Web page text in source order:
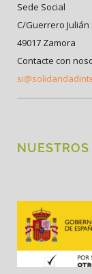
Sede Social
C/Guerrero Julián
49017 Zamora
Contacte con